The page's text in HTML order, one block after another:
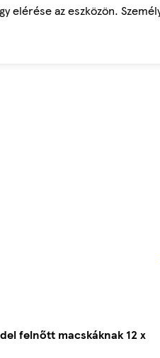
elérése az eszközön.
felnőtt macskáknak 12 x